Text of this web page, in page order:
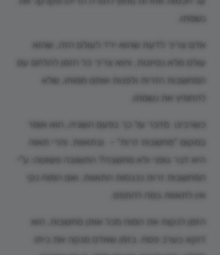
נשמתו.
אדם צריך לדעת שהוא ירד לעולם הזה, שהוא
עולם מלא נסיונות, והוא צריך כל הזמן להלחם עם
המחשבות הזרות ולפנות אותם ממוחו, שלא
להחמיץ את נשמתו.
כשרבינו מדבר על כך בפעם השניה, הוא אומר
במקום "מחשבות זרות" – ובתאוות. והרי תאוה
היא דבר גופני ולא מחשבה? התשובה פשוטה: ע"י
המחשבות זרות נכנסות התאוות, ואם המוח נקי
אין לתאוות במה להתפס.
הזמן לנקות את המוח מכל אותן מחשבות, הוא
דוקא בערב פסח. בזמן שאדם מנקה את ביתו